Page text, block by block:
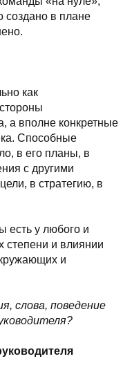
создано в плане
как
а вполне конкретные
Способные
в его планы, в
с другими
в стратегию, в
есть у любого и
степени и влиянии
и
слова, поведение